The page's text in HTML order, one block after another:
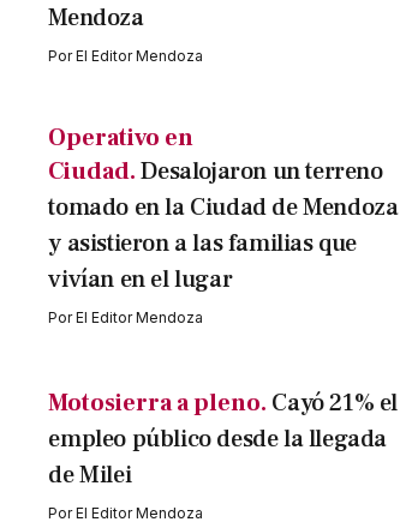
Mendoza
PorEl Editor Mendoza
Operativo en
Ciudad. Desalojaron un terreno
tomado en la Ciudad de Mendoza
y asistieron a las familias que
vivían en el lugar
PorEl Editor Mendoza
Motosierra a pleno. Cayó 21% el
empleo público desde la llegada
de Milei
PorEl Editor Mendoza